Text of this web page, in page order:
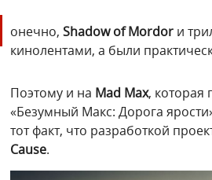
онечно, Shadow of Mordor и
кинолентами, а были
Поэтому и на Mad Max, которая
«Безумный Макс: Дорога
тот факт, что разработкой
Cause.